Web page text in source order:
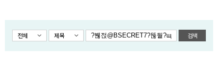
전체 제목 검색